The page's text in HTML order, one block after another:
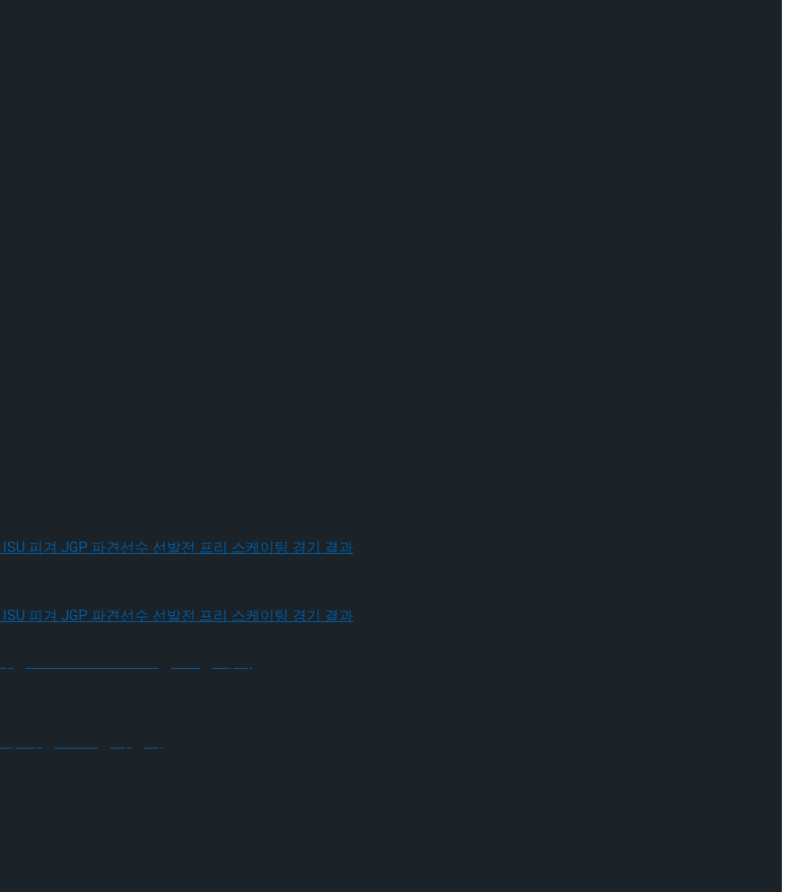
2026 ISU 피겨 JGP 파견선수 선발전 프리 스케이팅 경기 결과
피겨 JGP 파견선수 선발전 프리 스케이팅 경기 결과
출연한다. 뮤지컬 ‘스트라빈스키’, ‘비스티’, ‘스톤’, ‘보더라인’ 등을 통해 탄탄한 실력과 무대매너를 보여준 반정모, 뮤지컬
. 세 배우는 천진난만함과 다정함 속에 과거에 대한 상처를 품고 살아가는 선율의 모습을 각기 다른 결로 완성할 예정이다.
해석을 보여준 임찬민, 뮤지컬 ‘판’, ‘폴’, ‘오늘 처음 만드는 뮤지컬’, ‘쿠로이 저택엔 누가 살고 있을까?’ 등을 통해 밝고 따뜻한
’, ‘나르치스와 골드문트’, ‘윌리엄과 윌리엄의 윌리엄들’, ‘등등곡’ 등 다양한 작품에서 폭넓은 스펙트럼을 보여준 강찬은
시간 속에서 기계인간 ‘수호’와 마주하며 작품의 정서를 더욱 깊이 있게 이끌어갈 예정이다.
는 ‘우찬’ 역에는 연극 ‘빵야’, 뮤지컬 ‘키키의 경계성 인격장애 다이어리’, ‘테일러’, ‘룰렛’ 등을 통해 강렬한 몰입감과 존재
이프’ 등에서 맑은 에너지와 인상적인 무대를 선보인 유동훈, 연극 ‘얼떨결에 종언’, ‘빵야’, 뮤지컬 ‘테레즈 라캥’, ‘비더슈탄트’
나 ‘유안’ 역에는 금보미와 박주아가 출연한다. 연극 ‘빵야’, 뮤지컬 ‘아몬드’, ‘마리 퀴리’, ‘홀연했던 사나이’ 등을 통해 단
고’, ‘6시 퇴근’, ‘블랙메리포핀스’ 등을 통해 사랑스러운 매력과 안정적인 연기로 관객들에게 깊은 인상을 남긴 박주아가 ‘유
감정을 품고 살아가는 인물들의 모습을 통해 관객들도 각자의 경험과 감정을 자연스럽게 떠올리고, 공감과 위안을 얻을 수
성도를 높이기 위해 대본과 음악을 지속적으로 보완하여 더욱 탄탄한 완성도를 자랑할 예정이니, 기대해도 좋다”고 전했
정보는 ㈜엠비제트컴퍼니 공식 SNS를 통해 확인할 수 있다.
시즌으로 돌아온다